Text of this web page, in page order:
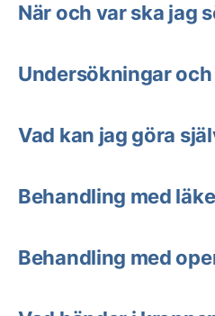
När och var ska jag
Undersökningar
Vad kan jag göra
Behandling med
Behandling med